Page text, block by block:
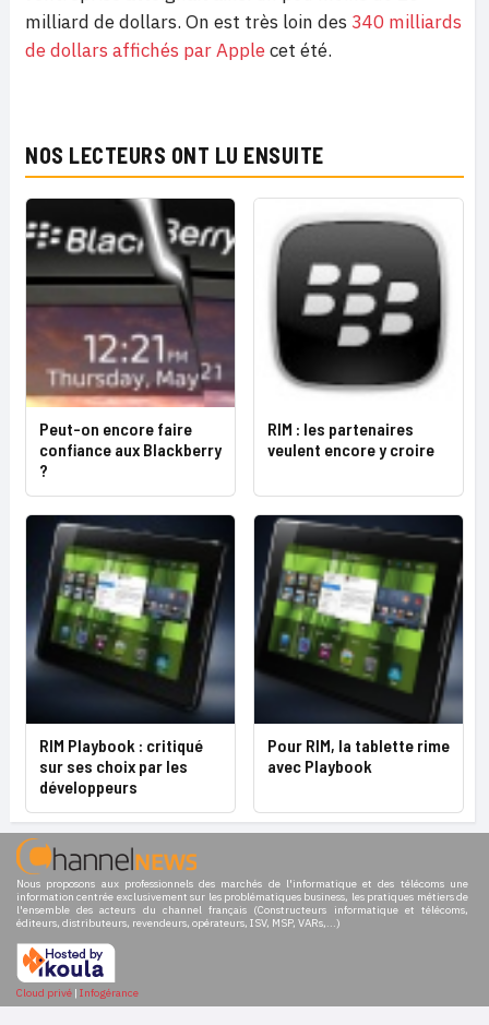
milliard de dollars. On est très loin des 340 milliards
de dollars affichés par Applecet été.
NOS LECTEURS ONT LU ENSUITE
Peut-on encore faire
confiance aux Blackberry
?
RIM : les partenaires
veulent encore y croire
RIM Playbook : critiqué
sur ses choix par les
développeurs
Pour RIM, la tablette rime
avec Playbook
Nous proposons aux professionnels des marchés de l'informatique et des télécoms une
information centrée exclusivement sur les problématiques business, les pratiques métiers de
l'ensemble des acteurs du channel français (Constructeurs informatique et télécoms,
éditeurs, distributeurs, revendeurs, opérateurs, ISV, MSP, VARs,...)
Cloud privé | Infogérance